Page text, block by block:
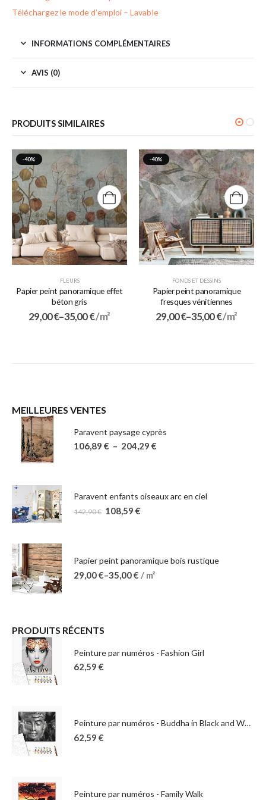
Téléchargez le mode d’emploi – Lavable
INFORMATIONS COMPLÉMENTAIRES
AVIS (0)
PRODUITS SIMILAIRES
-40%
FLEURS
Papier peint panoramique effet
béton gris
29,00€–35,00€/ m²
-40%
FONDS ET DESSINS
Papier peint panoramique
fresques vénitiennes
29,00€–35,00€/ m²
MEILLEURES VENTES
Paravent paysage cyprès
106,89 € – 204,29 €
Paravent enfants oiseaux arc en ciel
142,90€ 108,59 €
Papier peint panoramique bois rustique
29,00€–35,00€ / m²
PRODUITS RÉCENTS
Peinture par numéros - Fashion Girl
62,59 €
Peinture par numéros - Buddha in Black and White
62,59 €
Peinture par numéros - Family Walk